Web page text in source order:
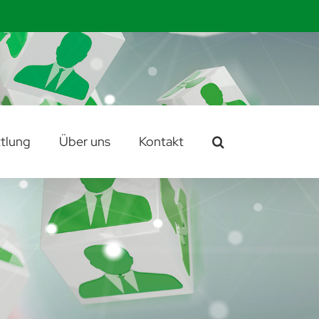
Über uns Kontakt